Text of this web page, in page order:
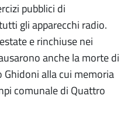
pubblici di
gli apparecchi radio.
e rinchiuse nei
anche la morte di
Ghidoni alla cui memoria
comunale di Quattro